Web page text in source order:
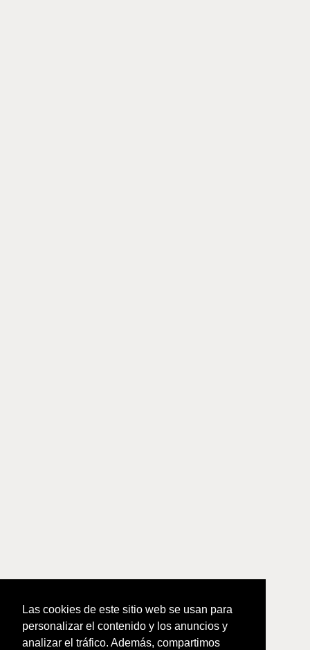
Las cookies de este sitio web se usan para
personalizar el contenido y los anuncios y
analizar el tráfico. Además, compartimos